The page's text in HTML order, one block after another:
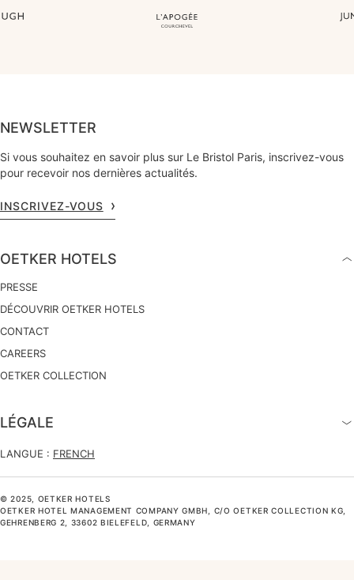
NEWSLETTER
Si vous souhaitez en savoir plus sur Le Bristol Paris, inscrivez-vous
pour recevoir nos dernières actualités.
INSCRIVEZ-VOUS
OETKER HOTELS
PRESSE
DÉCOUVRIR OETKER HOTELS
CONTACT
CAREERS
OETKER COLLECTION
LÉGALE
LANGUE : FRENCH
© 2025, OETKER HOTELS
OETKER HOTEL MANAGEMENT COMPANY GMBH, C/O OETKER COLLECTION KG,
GEHRENBERG 2, 33602 BIELEFELD, GERMANY